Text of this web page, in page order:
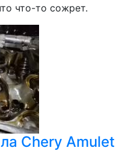
что-то сожрет.
Chery Amulet